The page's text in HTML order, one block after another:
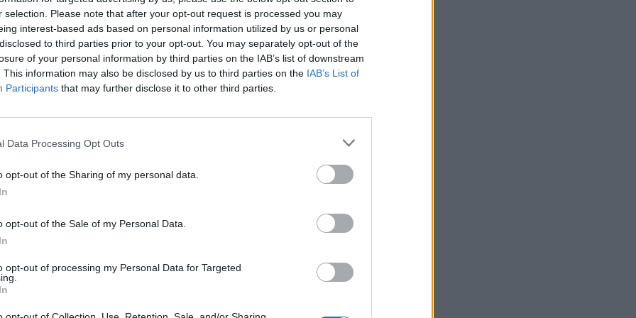
selection. Please note that after your opt-out request is processed you may
interest-based ads based on personal information utilized by us or personal
to third parties prior to your opt-out. You may separately opt-out of the
of your personal information by third parties on the IAB’s list of downstream
This information may also be disclosed by us to third parties on the IAB’s List of
Participants that may further disclose it to other third parties.
Data Processing Opt Outs
opt-out of the Sharing of my personal data.
opt-out of the Sale of my Personal Data.
opt-out of processing my Personal Data for Targeted
Πατρών κ.κ.Χρυσόστομο, ο
κλίμα, με ανταλλαγή απόψεων γύρω από
τη στήριξη της τοπικής κοινωνίας
Ιερά Μητρόπολη Πατρών προς όφελος της
στον καθοριστικό ρόλο του λιμανιού στην
με έμφαση στη δημιουργία της νέας
στην περαιτέρω ανάπτυξη της
την εκτίμησή του για το κοινωνικό και
ο Σεβασμιώτατος επεσήμανε τη
όλων των θεσμών και φορέων προς